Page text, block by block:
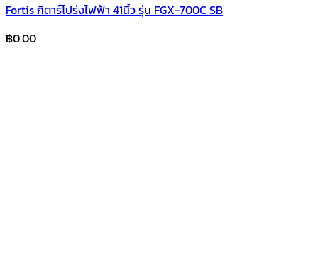
Fortis กีตาร์โปร่งไฟฟ้า 41นิ้ว รุ่น FGX-700C SB
฿0.00